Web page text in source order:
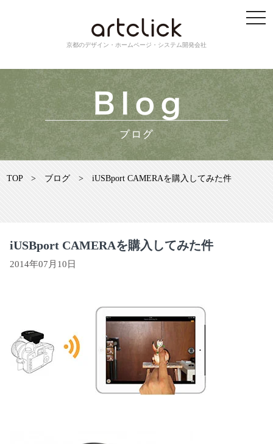
京都のデザイン・ホームページ・システム開発会社
TOP > ブログ > iUSBport CAMERAを購入してみた件
iUSBport CAMERAを購入してみた件
2014年07月10日